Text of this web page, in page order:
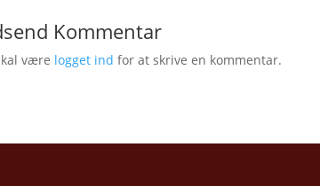
Kommentar
være logget ind for at skrive en kommentar.